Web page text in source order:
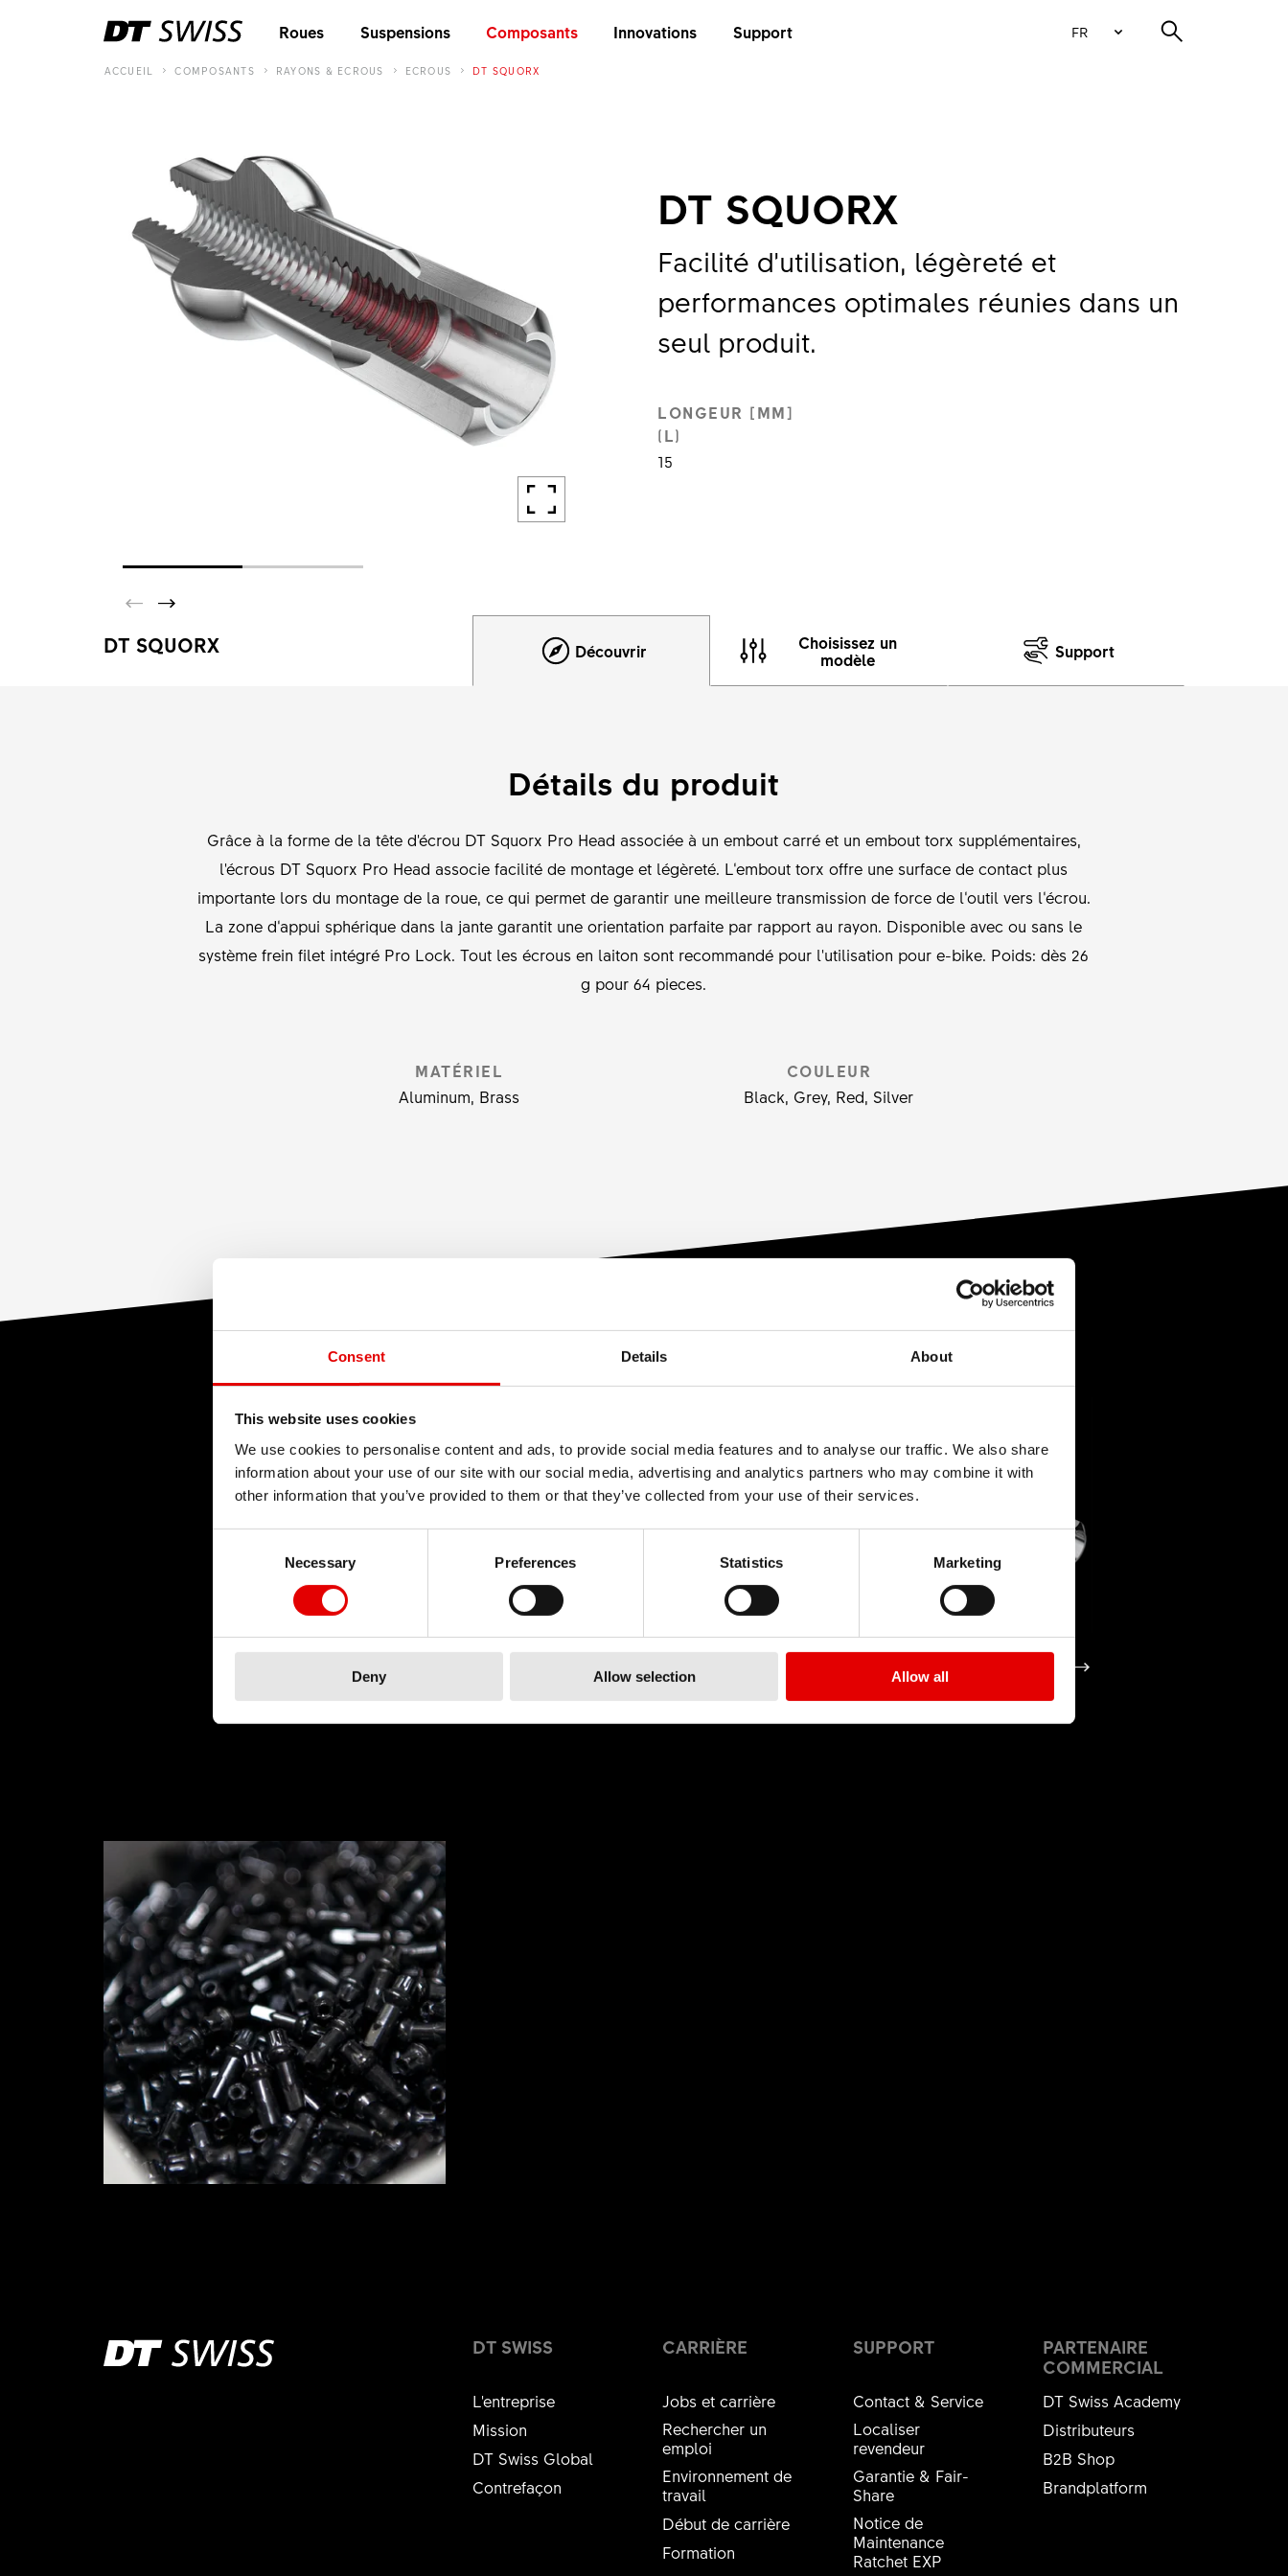
Consent Details About
This website uses cookies
We use cookies to personalise content and ads, to provide social media features and to analyse our traffic. We also share
information about your use of our site with our social media, advertising and analytics partners who may combine it with
other information that you’ve provided to them or that they’ve collected from your use of their services.
Necessary
Preferences Statistics Marketing
Deny Allow selection Allow all
Roues Suspensions Composants Innovations Support FR
ACCUEIL COMPOSANTS RAYONS & ECROUS ECROUS DT SQUORX
DT SQUORX
Facilité d’utilisation, légèreté et
performances optimales réunies dans un
seul produit.
LONGEUR [MM]
(L)
15
DT SQUORX Découvrir
Choisissez un
modèle
Support
Détails du produit
Grâce à la forme de la tête d'écrou DT Squorx Pro Head associée à un embout carré et un embout torx supplémentaires,
l'écrous DT Squorx Pro Head associe facilité de montage et légèreté. L‘embout torx offre une surface de contact plus
importante lors du montage de la roue, ce qui permet de garantir une meilleure transmission de force de l‘outil vers l‘écrou.
La zone d‘appui sphérique dans la jante garantit une orientation parfaite par rapport au rayon. Disponible avec ou sans le
système frein filet intégré Pro Lock. Tout les écrous en laiton sont recommandé pour l'utilisation pour e-bike. Poids: dès 26
g pour 64 pieces.
MATÉRIEL
Aluminum, Brass
COULEUR
Black, Grey, Red, Silver
TECHNOLOGIE
L’ingénierie est un art qui nous passionne et
nous cultivons l’excellence dans notre
processus de développement de produits.
Notre idée maîtresse : repousser sans cesse
les limites technologiques.
TECHNOLOGIE
TECHNOLOGIE
PROLOCK
DT SWISS
L'entreprise
Mission
DT Swiss Global
Contrefaçon
CARRIÈRE
Jobs et carrière
Rechercher un
emploi
Environnement de
travail
Début de carrière
Formation
SUPPORT
Contact & Service
Localiser
revendeur
Garantie & Fair-
Share
Notice de
Maintenance
Ratchet EXP
PARTENAIRE
COMMERCIAL
DT Swiss Academy
Distributeurs
B2B Shop
Brandplatform